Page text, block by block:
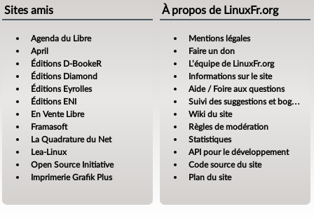
Sites amis
Agenda du Libre
April
Éditions D-BookeR
Éditions Diamond
Éditions Eyrolles
Éditions ENI
En Vente Libre
Framasoft
La Quadrature du Net
Lea-Linux
Open Source Initiative
Imprimerie Grafik Plus
À propos de LinuxFr.org
Mentions légales
Faire un don
L’équipe de LinuxFr.org
Informations sur le site
Aide / Foire aux questions
Suivi des suggestions et bogues
Wiki du site
Règles de modération
Statistiques
API pour le développement
Code source du site
Plan du site